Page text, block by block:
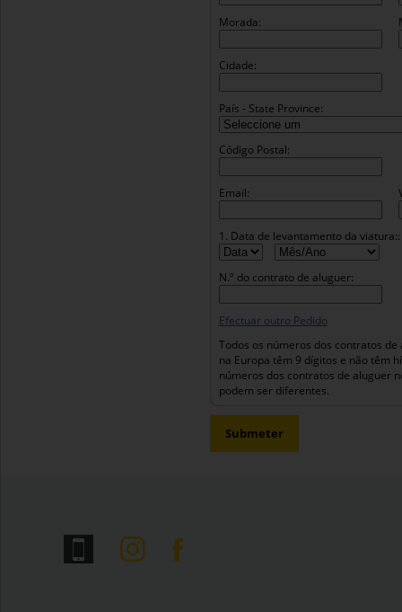
Morada:
Cidade:
País - State Province:
Código Postal:
Email:
1. Data de levantamento da viatura::
N.º do contrato de aluguer:
Efectuar outro Pedido
Todos os números dos contratos de
na Europa têm 9 dígitos e não têm
números dos contratos de aluguer
podem ser diferentes.
Submeter